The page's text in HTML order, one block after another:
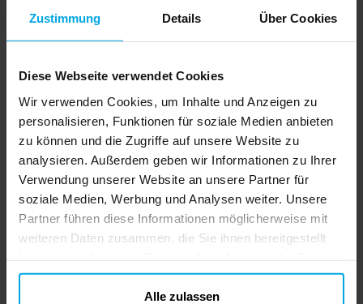
Zustimmung Details Über Cookies
Diese Webseite verwendet Cookies
Wir verwenden Cookies, um Inhalte und Anzeigen zu
personalisieren, Funktionen für soziale Medien anbieten
zu können und die Zugriffe auf unsere Website zu
analysieren. Außerdem geben wir Informationen zu Ihrer
Verwendung unserer Website an unsere Partner für
soziale Medien, Werbung und Analysen weiter. Unsere
Partner führen diese Informationen möglicherweise mit
weiteren Daten zusammen, die Sie ihnen bereitgestellt
gesammelt haben. Ihre Einwilligung können Sie jederzeit.
Alle zulassen
Vor 11 Monaten
Alles war super, bis auf die Tischdecke. Die sah aus wie ein
Übersetzt aus dem Schwedischen • Auf Originalsprache anzeigen
Vor 1 Jahr
HP
Hanna P
Ein mittelmäßiges Party-Set.